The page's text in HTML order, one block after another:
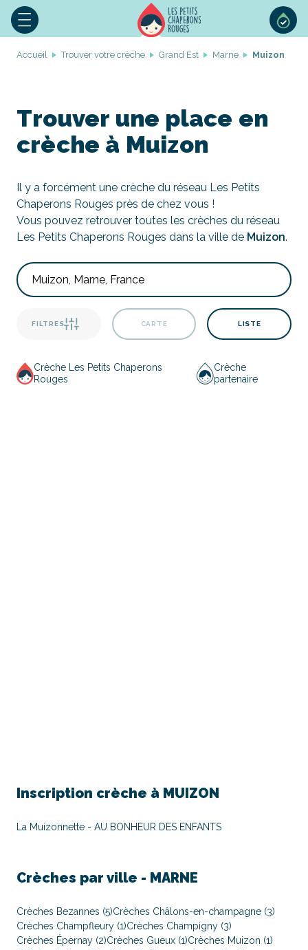
Accueil Trouver votre crèche Grand Est Marne Muizon
Trouver une place en
crèche à Muizon
Il y a forcément une crèche du réseau Les Petits
Chaperons Rouges près de chez vous !
Vous pouvez retrouver toutes les crèches du réseau
Les Petits Chaperons Rouges dans la ville de Muizon.
FILTRES CARTE LISTE
Crèche Les Petits Chaperons
Rouges
Crèche
partenaire
Inscription crèche à MUIZON
La Muizonnette - AU BONHEUR DES ENFANTS
Crèches par ville - MARNE
Crèches Bezannes (5)Crèches Châlons-en-champagne (3)
Crèches Champfleury (1)Crèches Champigny (3)
Crèches Épernay (2)Crèches Gueux (1)Crèches Muizon (1)